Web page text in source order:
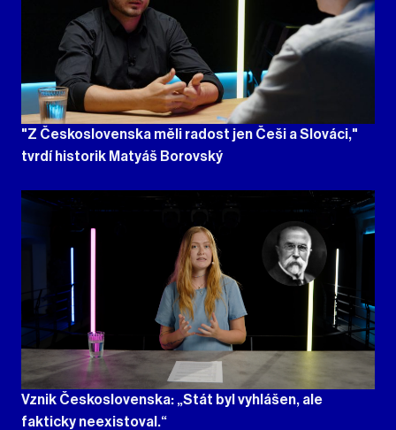
"Z Československa měli radost jen Češi a Slováci,"
tvrdí historik Matyáš Borovský
Vznik Československa: „Stát byl vyhlášen, ale
fakticky neexistoval.“